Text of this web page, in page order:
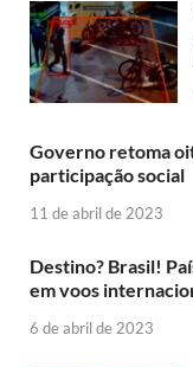
Governo retoma
participação social
11 de abril de 2023
Destino? Brasil!
em voos
6 de abril de 2023